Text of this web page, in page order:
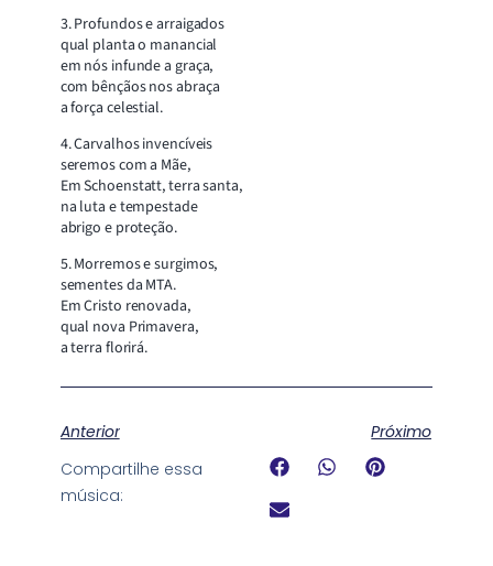
3. Profundos e arraigados
qual planta o manancial
em nós infunde a graça,
com bênçãos nos abraça
a força celestial.
4. Carvalhos invencíveis
seremos com a Mãe,
Em Schoenstatt, terra santa,
na luta e tempestade
abrigo e proteção.
5. Morremos e surgimos,
sementes da MTA.
Em Cristo renovada,
qual nova Primavera,
a terra florirá.
Anterior
Próximo
Compartilhe essa
música: